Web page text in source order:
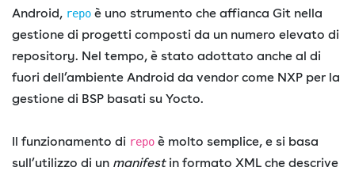
Android, repo è uno strumento che affianca Git nella
gestione di progetti composti da un numero elevato di
repository. Nel tempo, è stato adottato anche al di
fuori dell’ambiente Android da vendor come NXP per la
gestione di BSP basati su Yocto.
Il funzionamento di repo è molto semplice, e si basa
sull’utilizzo di un manifestin formato XML che descrive